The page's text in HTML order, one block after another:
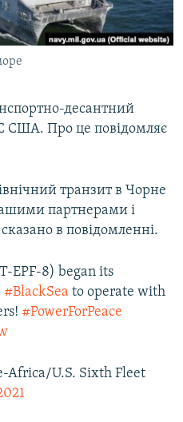
десантний
США. Про це повідомляє
транзит в Чорне
партнерами і
в повідомленні.
EPF-8) began its
#BlackSea to operate with
#PowerForPeace
Africa/U.S. Sixth Fleet